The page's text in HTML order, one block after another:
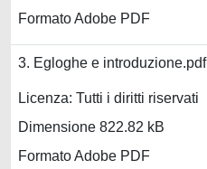
Formato Adobe PDF
3. Egloghe e introduzione.pdf
Licenza: Tutti i diritti riservati
Dimensione 822.82 kB
Formato Adobe PDF